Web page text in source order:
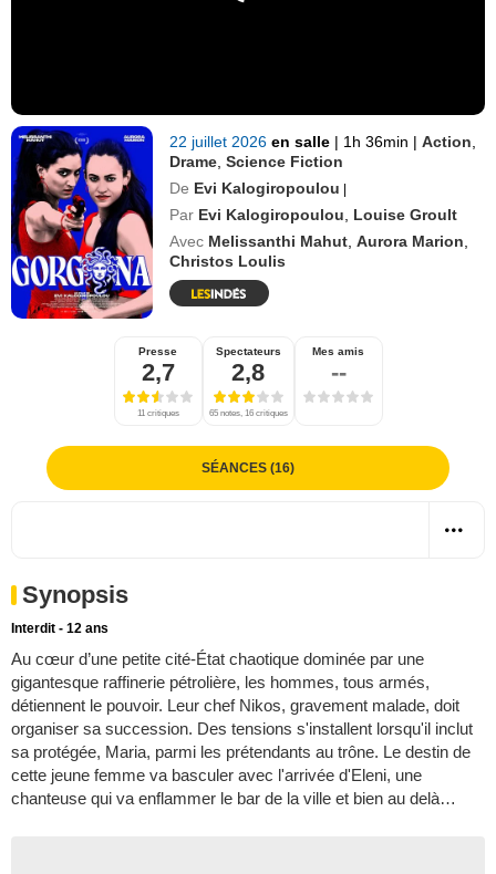
22 juillet 2026en salle | 1h 36min | Action
Drame ,Science Fiction
De Evi Kalogiropoulou |
Par Evi Kalogiropoulou
Louise Groult
Avec Melissanthi Mahut ,Aurora Marion
Christos Loulis
Presse
2,7
11 critiques
Spectateurs
2,8
65 notes, 16 critiques
Mes amis
--
SÉANCES (16)
Synopsis
Interdit - 12 ans
Au cœur d’une petite cité-État chaotique dominée par une
gigantesque raffinerie pétrolière, les hommes, tous armés,
détiennent le pouvoir. Leur chef Nikos, gravement malade, doit
organiser sa succession. Des tensions s'installent lorsqu'il inclut
sa protégée, Maria, parmi les prétendants au trône. Le destin de
cette jeune femme va basculer avec l'arrivée d'Eleni, une
chanteuse qui va enflammer le bar de la ville et bien au delà…